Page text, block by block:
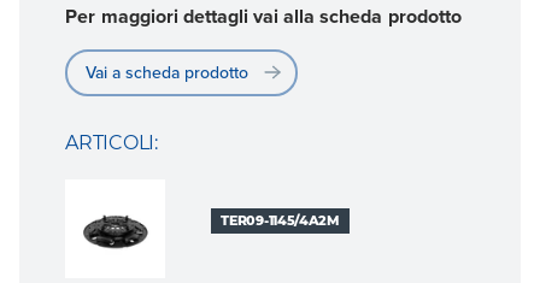
Per maggiori dettagli vai alla scheda prodotto
Vai a scheda prodotto
ARTICOLI:
TER09-1145/4A2M